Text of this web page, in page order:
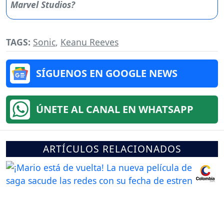
TAGS: Sonic, Keanu Reeves
SÍGUENOS EN GOOGLE NEWS
ÚNETE AL CANAL EN WHATSAPP
ARTÍCULOS RELACIONADOS